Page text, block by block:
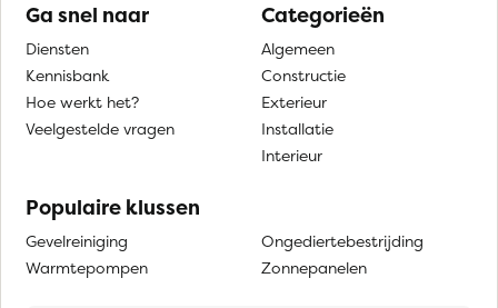
Ga snel naar
Diensten
Kennisbank
Hoe werkt het?
Veelgestelde vragen
Categorieën
Algemeen
Constructie
Exterieur
Installatie
Interieur
Populaire klussen
Gevelreiniging
Warmtepompen
Ongediertebestrijding
Zonnepanelen